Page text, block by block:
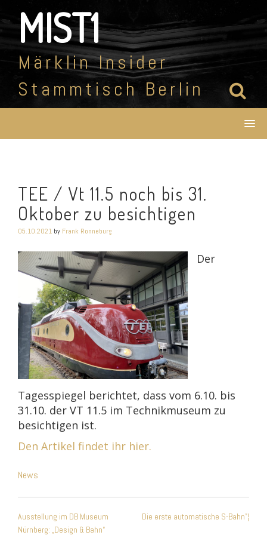
to
contentMIST1
Märklin Insider
Stammtisch Berlin
TEE / Vt 11.5 noch bis 31.
Oktober zu besichtigen
05.10.2021 by Frank Ronneburg
Der
Tagesspiegel berichtet, dass vom 6.10. bis
31.10. der VT 11.5 im Technikmuseum zu
besichtigen ist.
Den Artikel findet ihr hier.
News
Ausstellung im DB Museum
Nürnberg: „Design & Bahn“
Die erste automatische S-Bahn”¦